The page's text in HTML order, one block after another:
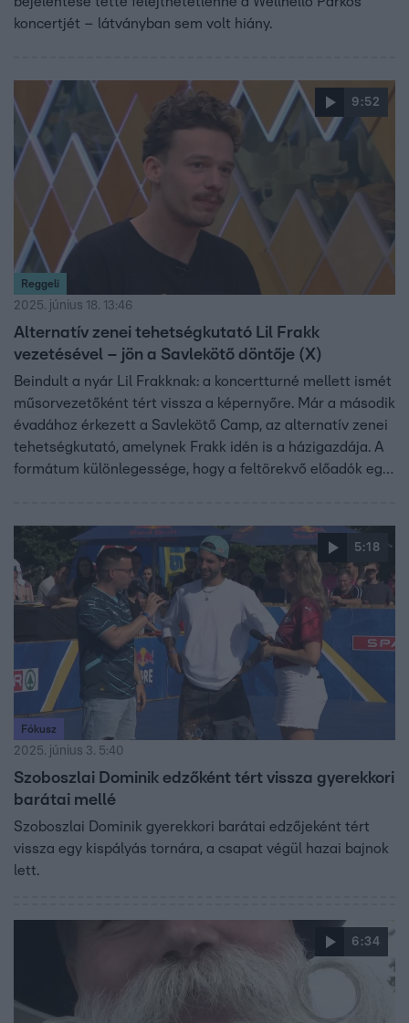
koncertjét – látványban sem volt hiány.
9:52
Reggeli
2025. június 18. 13:46
Alternatív zenei tehetségkutató Lil Frakk
vezetésével – jön a Savlekötő döntője (X)
Beindult a nyár Lil Frakknak: a koncertturné mellett ismét
műsorvezetőként tért vissza a képernyőre. Már a második
évadához érkezett a Savlekötő Camp, az alternatív zenei
tehetségkutató, amelynek Frakk idén is a házigazdája. A
formátum különlegessége, hogy a feltörekvő előadók egy
döntőt június 25-én tartják a Budapest Parkban, ahova
minden érdeklődőt várnak.
5:18
Fókusz
2025. június 3. 5:40
Szoboszlai Dominik edzőként tért vissza gyerekkori
barátai mellé
Szoboszlai Dominik gyerekkori barátai edzőjeként tért
vissza egy kispályás tornára, a csapat végül hazai bajnok
lett.
6:34